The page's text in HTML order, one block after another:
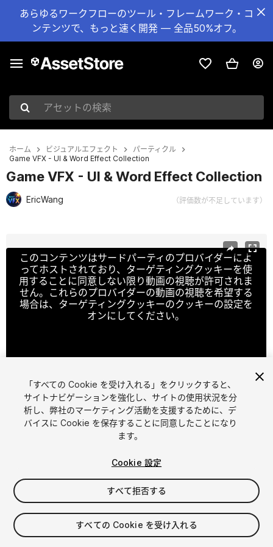
あらゆるワークフローのツール・フレームワーク・コ
ンテンツで、もっと速く開発 — 全品50%オフ。
アセットの検索
ホーム ビジュアルエフェクト
パーティクル
Game VFX - UI & Word Effect Collection
Game VFX - UI & Word Effect Collection
EricWang （評価数が不足しています）
このコンテンツはサードパーティのプロバイダーによ
ってホストされており、ターゲティングクッキーを使
用することに同意しない限り動画の視聴が許可されま
せん。これらのプロバイダーの動画の視聴を希望する
場合は、ターゲティングクッキーのクッキーの設定を
オンにしてください。
1/ 15
$7.99
消費税は決済時に計算されます
「すべての Cookie を受け入れる」をクリックすると、
サイトナビゲーションを強化し、サイトの使用状況を分
析し、弊社のマーケティング活動を支援するために、デ
バイスに Cookie を保存することに同意したことになり
ます。
Cookie 設定
すべて拒否する
すべての Cookie を受け入れる